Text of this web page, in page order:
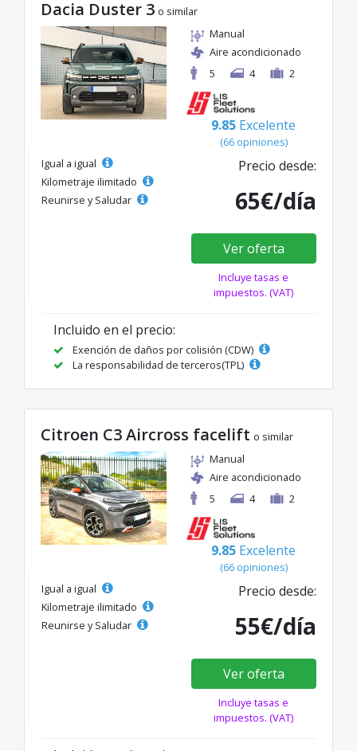
Dacia Duster 3 o similar
Manual
Aire acondicionado
5
4 2
9.85 Excelente
(66 opiniones)
Igual a igual
Kilometraje ilimitado
Reunirse y Saludar
Precio desde:
65€/día
Ver oferta
Incluye tasas e
impuestos. (VAT)
Incluido en el precio:
Exención de daños por colisión (CDW)
La responsabilidad de terceros(TPL)
Citroen C3 Aircross facelift o similar
Manual
Aire acondicionado
5
4 2
9.85 Excelente
(66 opiniones)
Igual a igual
Kilometraje ilimitado
Reunirse y Saludar
Precio desde:
55€/día
Ver oferta
Incluye tasas e
impuestos. (VAT)